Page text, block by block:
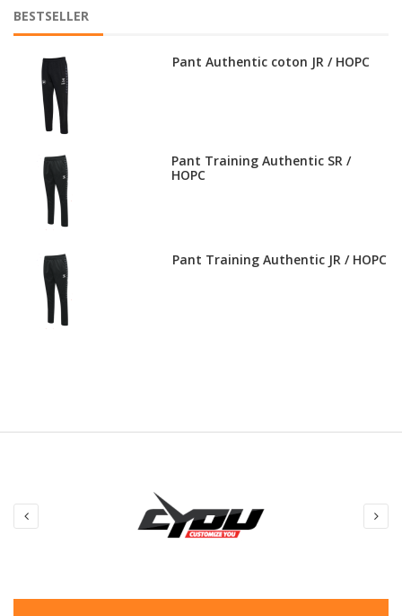
BESTSELLER
Pant Authentic coton JR / HOPC
Pant Training Authentic SR /
HOPC
Pant Training Authentic JR / HOPC